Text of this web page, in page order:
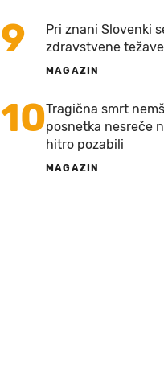
9
Pri znani Slovenki
zdravstvene težave
MAGAZIN
10Tragična smrt
posnetka nesreče
hitro pozabili
MAGAZIN